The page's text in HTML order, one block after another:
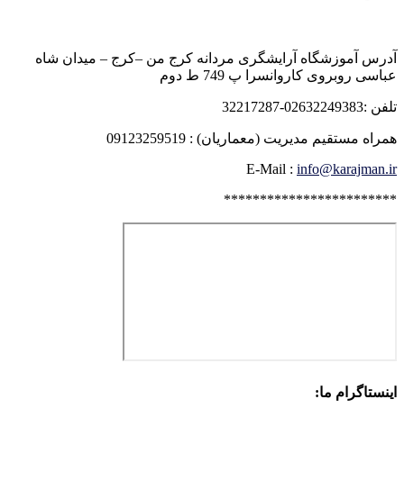
آدرس آموزشگاه آرایشگری مردانه کرج من –کرج – میدان شاه
عباسی روبروی کاروانسرا پ 749 ط دوم
تلفن :02632249383-32217287
همراه مستقیم مدیریت (معماریان) : 09123259519
E-Mail : info@karajman.ir
************************
اینستاگرام ما: